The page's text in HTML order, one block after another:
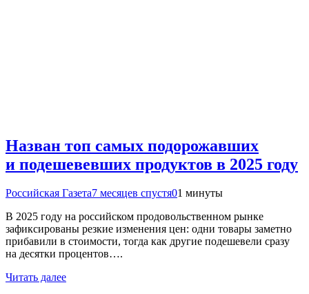
Назван топ самых подорожавших
и подешевевших продуктов в 2025 году
Российская Газета7 месяцев спустя01 минуты
В 2025 году на российском продовольственном рынке
зафиксированы резкие изменения цен: одни товары заметно
прибавили в стоимости, тогда как другие подешевели сразу
на десятки процентов….
Читать далее